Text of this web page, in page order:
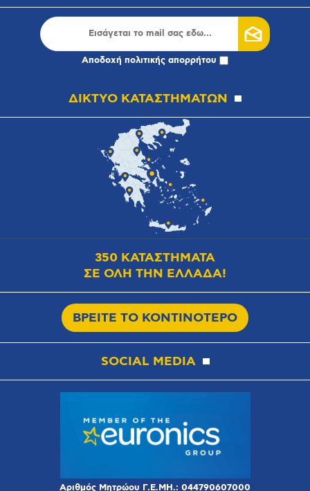
Αποδοχή πολιτικής απορρήτου
ΔΙΚΤΥΟ ΚΑΤΑΣΤΗΜΑΤΩΝ
350 ΚΑΤΑΣΤΗΜΑΤΑ
ΣΕ ΟΛΗ ΤΗΝ ΕΛΛΑΔΑ!
ΒΡΕΙΤΕ ΤΟ ΚΟΝΤΙΝΟΤΕΡΟ
SOCIAL MEDIA